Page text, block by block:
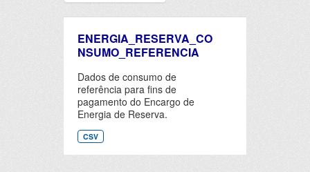
ENERGIA_RESERVA_CO
NSUMO_REFERENCIA
Dados de consumo de
referência para fins de
pagamento do Encargo de
Energia de Reserva.
CSV